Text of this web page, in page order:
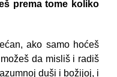
prema tome koliko
ako samo hoćeš
da misliš i radiš
duši i božijoj, i